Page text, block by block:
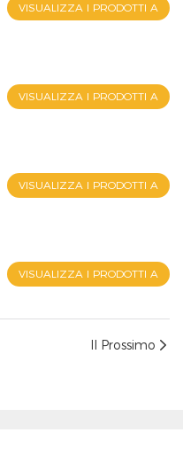
VISUALIZZA I PRODOTTI A
VISUALIZZA I PRODOTTI A
VISUALIZZA I PRODOTTI A
VISUALIZZA I PRODOTTI A
Il Prossimo